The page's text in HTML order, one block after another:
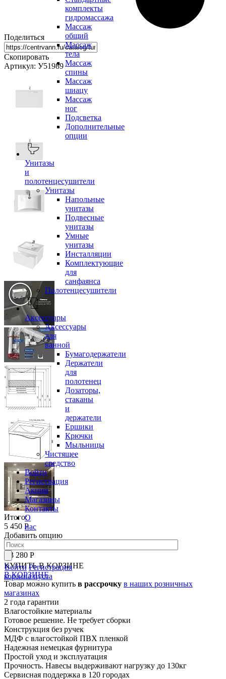
комплекты
гидромассажа
Массаж
общий
Массаж
тела
Массаж
спины
Массаж
шиацу
Массаж
ног
Подсветка
Дополнительные
опции
Унитазы
и
полотенцесушители
Унитазы
Напольные
унитазы
Подвесные
унитазы
Умные
унитазы
Инсталляции
Комплектующие
для
санфаянса
Полотенцесушители
Аксессуары
Аксессуары
для
ванной
Бумагодержатели
Держатели
для
полотенец
Дозаторы,
стаканы
и
держатели
Ершики
Крючки
Мыльницы
Чистящее
средство
Войти
Регистрация
Акции
Магазины
Контакты
О
нас
Войти Регистрация
корзина пуста
Поделиться
Скопировать
Артикул: У51989
Итого:
5 450 Р
Добавить опцию
13280
13 280 Р
КУПИТЬ В КОРЗИНЕ
В КОРЗИНЕ
Товар можно купить в рассрочку в наших розничных
магазинах
2 года гарантии
Влагостойкие материалы
Готовое решение. Не требует сборки
Конструкция без ручек
МДФ с влагостойкой ПВХ пленкой
Надежная немецкая фурнитура
Простой уход и эксплуатация
Прочность. Навесы выдерживают нагрузку до 130кг
Сервисная поддержка в 120 городах